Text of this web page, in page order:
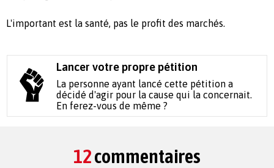
L'important est la santé, pas le profit des marchés.
Lancer votre propre pétition
La personne ayant lancé cette pétition a
décidé d'agir pour la cause qui la concernait.
En ferez-vous de même ?
12commentaires